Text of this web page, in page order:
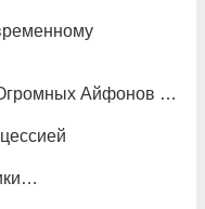
Айфонов …